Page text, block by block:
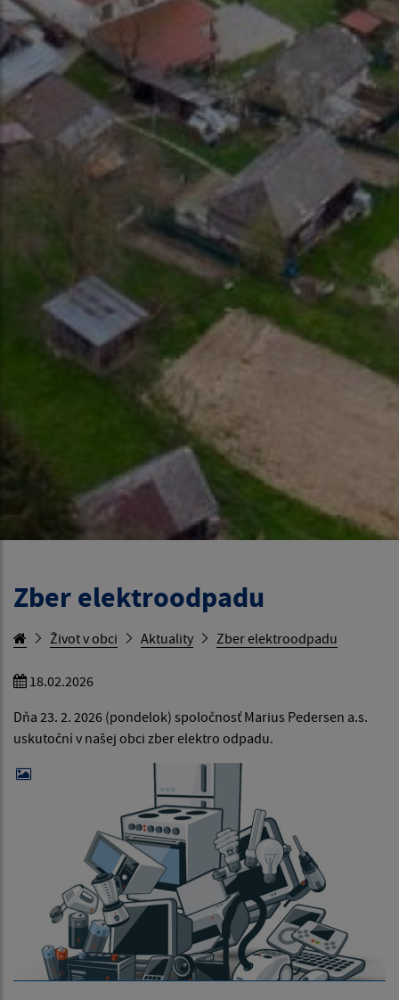
Zber elektroodpadu
Život v obci Aktuality Zber elektroodpadu
18.02.2026
Dňa 23. 2. 2026 (pondelok) spoločnosť Marius Pedersen a.s.
uskutoční v našej obci zber elektro odpadu.